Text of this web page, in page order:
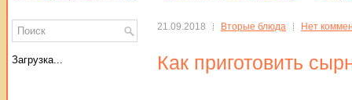
21.09.2018 Вторые блюда Нет
Как приготовить
Загрузка...